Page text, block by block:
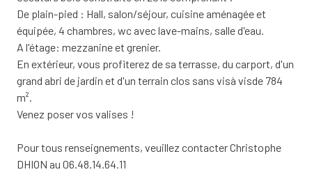
De plain-pied : Hall, salon/séjour, cuisine aménagée et
équipée, 4 chambres, wc avec lave-mains, salle d'eau.
A l'étage: mezzanine et grenier.
En extérieur, vous profiterez de sa terrasse, du carport, d'un
grand abri de jardin et d'un terrain clos sans visà visde 784
m².
Venez poser vos valises !
Pour tous renseignements, veuillez contacter Christophe
DHION au 06.48.14.64.11